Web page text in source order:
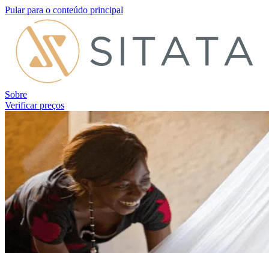
Pular para o conteúdo principal
Sobre
Verificar preços